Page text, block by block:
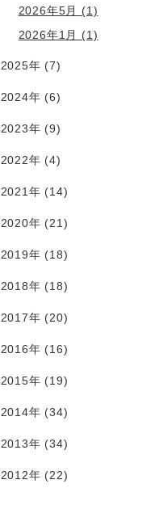
2026年5月 (1)
2026年1月 (1)
2025年 (7)
2024年 (6)
2023年 (9)
2022年 (4)
2021年 (14)
2020年 (21)
2019年 (18)
2018年 (18)
2017年 (20)
2016年 (16)
2015年 (19)
2014年 (34)
2013年 (34)
2012年 (22)